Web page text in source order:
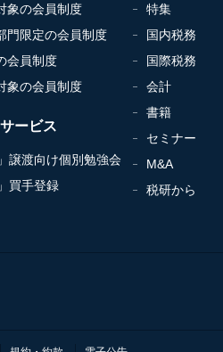
象の会員制度
門限定の会員制度
会員制度
象の会員制度
ービス
譲渡向け個別勉強会
買手登録
特集
国内税務
国際税務
会計
書籍
セミナー
M&A
税研から